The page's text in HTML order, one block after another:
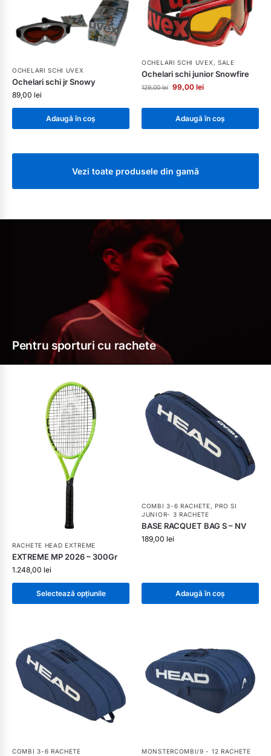
OCHELARI SCHI UVEX
Ochelari schi jr Snowy
89,00 lei
Adaugă în coș
OCHELARI SCHI UVEX ,SALE
Ochelari schi junior Snowfire
129,00lei 99,00 lei
Adaugă în coș
Vezi toate produsele din gamă
Pentru sporturi cu rachete
RACHETE HEAD EXTREME
EXTREME MP 2026 – 300Gr
1.248,00 lei
Selectează opțiunile
COMBI 3-6 RACHETE, PRO SI
JUNIOR- 3 RACHETE
BASE RACQUET BAG S – NV
189,00 lei
Adaugă în coș
COMBI 3-6 RACHETE MONSTERCOMBI/9 - 12 RACHETE